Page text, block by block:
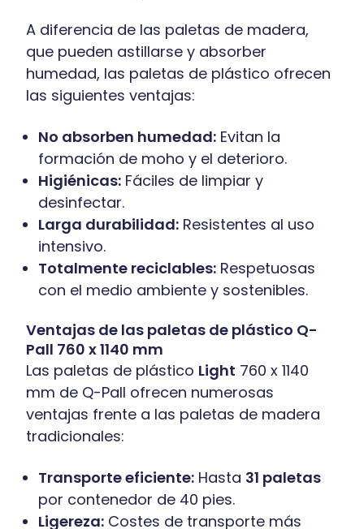
A diferencia de las paletas de madera,
que pueden astillarse y absorber
humedad, las paletas de plástico ofrecen
las siguientes ventajas:
No absorben humedad: Evitan la
formación de moho y el deterioro.
Higiénicas: Fáciles de limpiar y
desinfectar.
Larga durabilidad: Resistentes al uso
intensivo.
Totalmente reciclables: Respetuosas
con el medio ambiente y sostenibles.
Ventajas de las paletas de plástico Q-
Pall 760 x 1140 mm
Las paletas de plástico Light 760 x 1140
mm de Q-Pall ofrecen numerosas
ventajas frente a las paletas de madera
tradicionales:
Transporte eficiente: Hasta 31 paletas
por contenedor de 40 pies.
Ligereza: Costes de transporte más